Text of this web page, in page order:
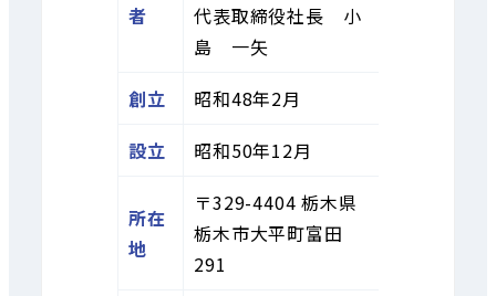
者
代表取締役社長 小
島 一矢
創立
昭和48年2月
設立
昭和50年12月
所在
地
〒329-4404 栃木県
栃木市大平町富田
291